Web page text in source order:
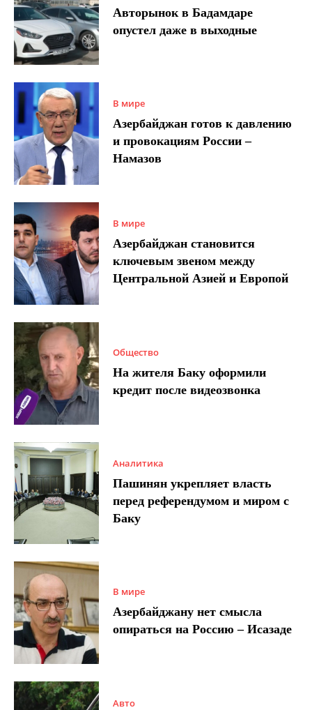
Авторынок в Бадамдаре
опустел даже в выходные
В мире
Азербайджан готов к давлению
и провокациям России –
Намазов
В мире
Азербайджан становится
ключевым звеном между
Центральной Азией и Европой
Общество
На жителя Баку оформили
кредит после видеозвонка
Аналитика
Пашинян укрепляет власть
перед референдумом и миром с
Баку
В мире
Азербайджану нет смысла
опираться на Россию – Исазаде
Авто